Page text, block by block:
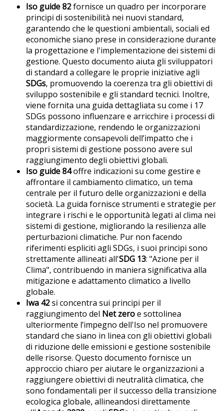
Iso guide 82fornisce un quadro per incorporare
principi di sostenibilità nei nuovi standard,
garantendo che le questioni ambientali, sociali ed
economiche siano prese in considerazione durante
la progettazione e l'implementazione dei sistemi di
gestione. Questo documento aiuta gli sviluppatori
di standard a collegare le proprie iniziative agli
SDGs, promuovendo la coerenza tra gli obiettivi di
sviluppo sostenibile e gli standard tecnici. Inoltre,
viene fornita una guida dettagliata su come i 17
SDGs possono influenzare e arricchire i processi di
standardizzazione, rendendo le organizzazioni
maggiormente consapevoli dell’impatto che i
propri sistemi di gestione possono avere sul
raggiungimento degli obiettivi globali.
Iso guide 84offre indicazioni su come gestire e
affrontare il cambiamento climatico, un tema
centrale per il futuro delle organizzazioni e della
società. La guida fornisce strumenti e strategie per
integrare i rischi e le opportunità legati al clima nei
sistemi di gestione, migliorando la resilienza alle
perturbazioni climatiche. Pur non facendo
riferimenti espliciti agli SDGs, i suoi principi sono
strettamente allineati all'SDG 13: "Azione per il
Clima", contribuendo in maniera significativa alla
mitigazione e adattamento climatico a livello
globale.
Iwa 42si concentra sui principi per il
raggiungimento del Net zeroe sottolinea
ulteriormente l’impegno dell'Iso nel promuovere
standard che siano in linea con gli obiettivi globali
di riduzione delle emissioni e gestione sostenibile
delle risorse. Questo documento fornisce un
approccio chiaro per aiutare le organizzazioni a
raggiungere obiettivi di neutralità climatica, che
sono fondamentali per il successo della transizione
ecologica globale, allineandosi direttamente